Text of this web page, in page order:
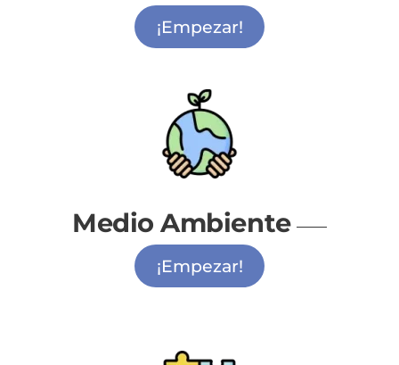
¡Empezar!
Medio Ambiente
¡Empezar!